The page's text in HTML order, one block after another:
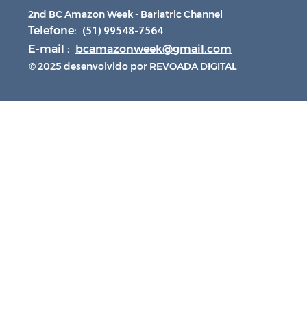
2nd BC Amazon Week - Bariatric Channel
Telefone: (51) 99548-7564
E-mail : bcamazonweek@gmail.com
© 2025 desenvolvido por REVOADA DIGITAL